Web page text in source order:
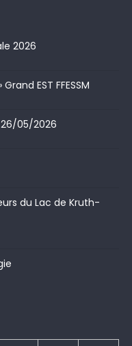
2026
EST FFESSM
05/2026
du Lac de Kruth-